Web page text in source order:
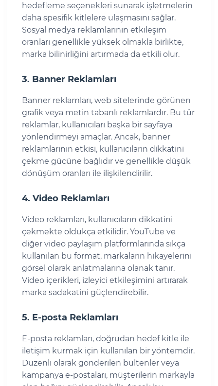
hedefleme seçenekleri sunarak işletmelerin
daha spesifik kitlelere ulaşmasını sağlar.
Sosyal medya reklamlarının etkileşim
oranları genellikle yüksek olmakla birlikte,
marka bilinirliğini artırmada da etkili olur.
3. Banner Reklamları
Banner reklamları, web sitelerinde görünen
grafik veya metin tabanlı reklamlardır. Bu tür
reklamlar, kullanıcıları başka bir sayfaya
yönlendirmeyi amaçlar. Ancak, banner
reklamlarının etkisi, kullanıcıların dikkatini
çekme gücüne bağlıdır ve genellikle düşük
dönüşüm oranları ile ilişkilendirilir.
4. Video Reklamları
Video reklamları, kullanıcıların dikkatini
çekmekte oldukça etkilidir. YouTube ve
diğer video paylaşım platformlarında sıkça
kullanılan bu format, markaların hikayelerini
görsel olarak anlatmalarına olanak tanır.
Video içerikleri, izleyici etkileşimini artırarak
marka sadakatini güçlendirebilir.
5. E-posta Reklamları
E-posta reklamları, doğrudan hedef kitle ile
iletişim kurmak için kullanılan bir yöntemdir.
Düzenli olarak gönderilen bültenler veya
kampanya e-postaları, müşterilerin markayla